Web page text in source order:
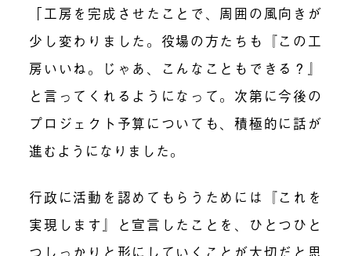
「工房を完成させたことで、周囲の風向きが
少し変わりました。 役場の方たちも『この工
房いいね。じゃあ、こんなこともできる？』
と言ってくれるようになって。次第に今後の
プロジェクト予算についても、積極的に話が
進むようになりました。
行政に活動を認めてもらうためには『これを
実現します』と宣言したことを、ひとつひと
つしっかりと形にしていくことが大切だと思